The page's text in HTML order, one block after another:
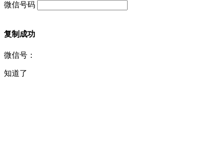
微信号码
复制成功
微信号：
知道了